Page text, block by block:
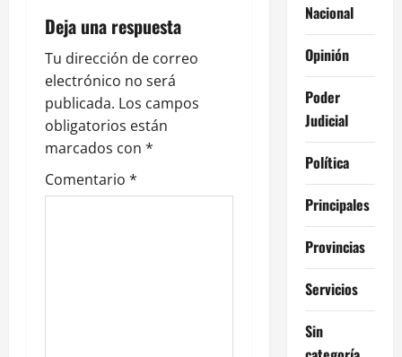
i
ó
n
d
e
Deja una respuesta
Tu dirección de correo
electrónico no será
publicada. Los campos
obligatorios están
marcados con *
Comentario *
Nacional
Opinión
Poder
Judicial
Política
Principales
Provincias
Servicios
Sin